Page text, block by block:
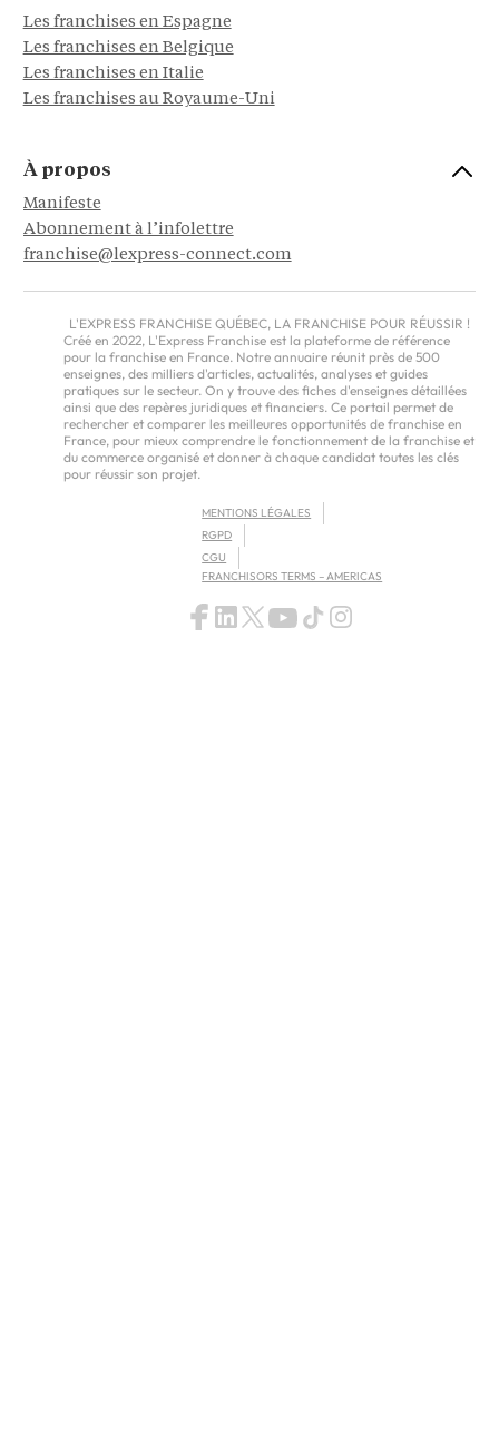
Les franchises en Espagne
Les franchises en Belgique
Les franchises en Italie
Les franchises au Royaume-Uni
À propos
Manifeste
Abonnement à l’infolettre
franchise@lexpress-connect.com
L'EXPRESS FRANCHISE QUÉBEC, LA FRANCHISE POUR RÉUSSIR !
Créé en 2022, L'Express Franchise est la plateforme de référence
pour la franchise en France. Notre annuaire réunit près de 500
enseignes, des milliers d'articles, actualités, analyses et guides
pratiques sur le secteur. On y trouve des fiches d'enseignes détaillées
ainsi que des repères juridiques et financiers. Ce portail permet de
rechercher et comparer les meilleures opportunités de franchise en
France, pour mieux comprendre le fonctionnement de la franchise et
du commerce organisé et donner à chaque candidat toutes les clés
pour réussir son projet.
MENTIONS LÉGALES
RGPD
CGU
FRANCHISORS TERMS – AMERICAS